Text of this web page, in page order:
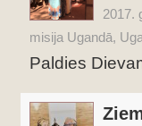
2017.
misija Ugandā,
Paldies